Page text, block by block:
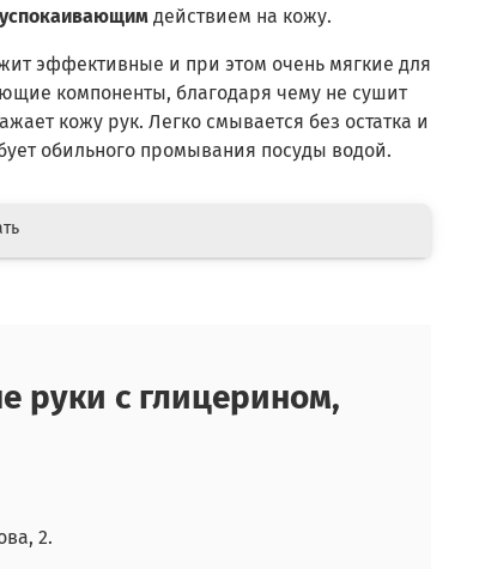
успокаивающим действием на кожу.
эффективные и при этом очень мягкие для
компоненты, благодаря чему не сушит
кожу рук. Легко смывается без остатка и
обильного промывания посуды водой.
руки с глицерином,
2.